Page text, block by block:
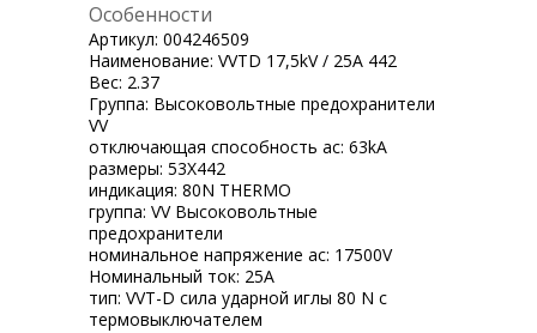
Особенности
Артикул: 004246509
Наименование: VVTD 17,5kV / 25A 442
Вес: 2.37
Группа: Высоковольтные предохранители
VV
отключающая способность ac: 63kA
размеры: 53X442
индикация: 80N THERMO
группа: VV Высоковольтные
предохранители
номинальное напряжение ac: 17500V
Номинальный ток: 25A
тип: VVT-D сила ударной иглы 80 N с
термовыключателем